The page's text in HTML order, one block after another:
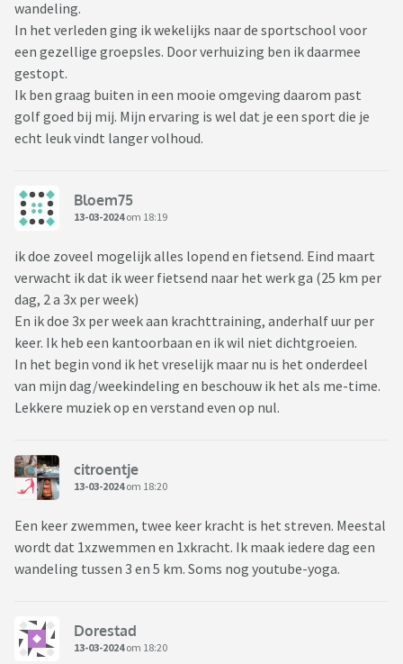
wandeling.
In het verleden ging ik wekelijks naar de sportschool voor
een gezellige groepsles. Door verhuizing ben ik daarmee
gestopt.
Ik ben graag buiten in een mooie omgeving daarom past
golf goed bij mij. Mijn ervaring is wel dat je een sport die je
echt leuk vindt langer volhoud.
Bloem75
13-03-2024om 18:19
ik doe zoveel mogelijk alles lopend en fietsend. Eind maart
verwacht ik dat ik weer fietsend naar het werk ga (25 km per
dag, 2 a 3x per week)
En ik doe 3x per week aan krachttraining, anderhalf uur per
keer. Ik heb een kantoorbaan en ik wil niet dichtgroeien.
In het begin vond ik het vreselijk maar nu is het onderdeel
van mijn dag/weekindeling en beschouw ik het als me-time.
Lekkere muziek op en verstand even op nul.
citroentje
13-03-2024om 18:20
Een keer zwemmen, twee keer kracht is het streven. Meestal
wordt dat 1xzwemmen en 1xkracht. Ik maak iedere dag een
wandeling tussen 3 en 5 km. Soms nog youtube-yoga.
Dorestad
13-03-2024om 18:20